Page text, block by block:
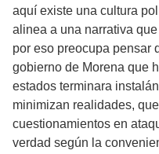
aquí existe una cultura
alinea a una narrativa
por eso preocupa pensar
gobierno de Morena que
estados terminara
minimizan realidades,
cuestionamientos en
verdad según la